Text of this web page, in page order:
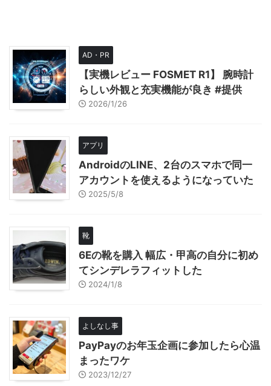
AD・PR
【実機レビュー FOSMET R1】 腕時計
らしい外観と充実機能が良き #提供
2026/1/26
アプリ
AndroidのLINE、2台のスマホで同一
アカウントを使えるようになっていた
2025/5/8
靴
6Eの靴を購入 幅広・甲高の自分に初め
てシンデレラフィットした
2024/1/8
よしなし事
PayPayのお年玉企画に参加したら心温
まったワケ
2023/12/27